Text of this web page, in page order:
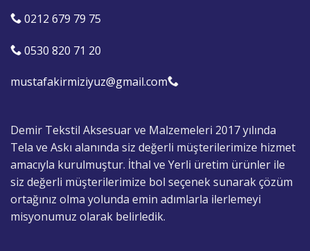
0212 679 79 75
0530 820 71 20
mustafakirmiziyuz@gmail.com
Demir Tekstil Aksesuar ve Malzemeleri 2017 yılında
Tela ve Askı alanında siz değerli müşterilerimize hizmet
amacıyla kurulmuştur. İthal ve Yerli üretim ürünler ile
siz değerli müşterilerimize bol seçenek sunarak çözüm
ortağınız olma yolunda emin adımlarla ilerlemeyi
misyonumuz olarak belirledik.